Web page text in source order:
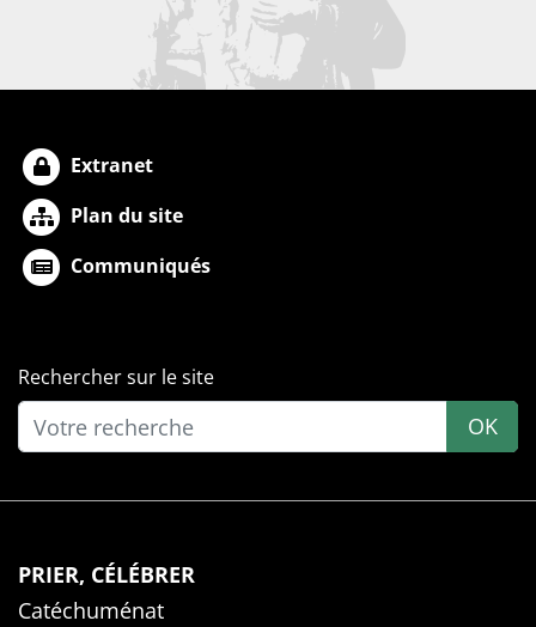
Extranet
Plan du site
Communiqués
Rechercher sur le site
OK
PRIER, CÉLÉBRER
Catéchuménat